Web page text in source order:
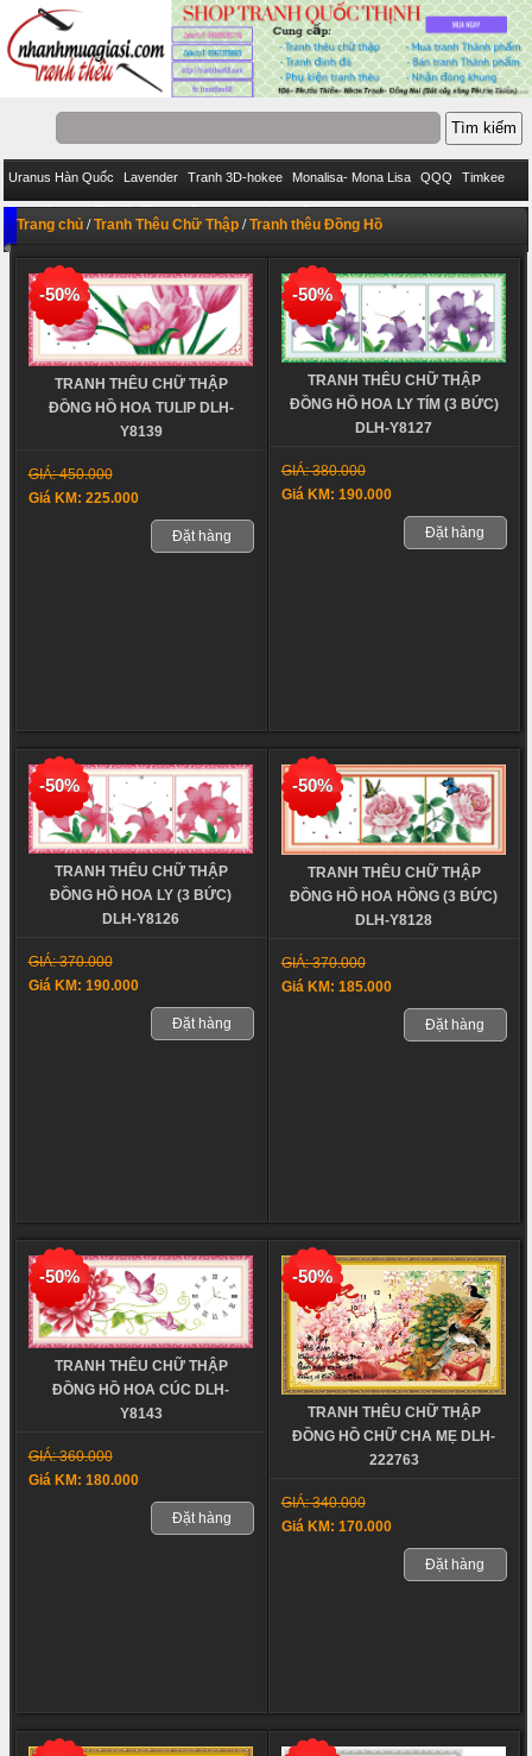
Uranus Hàn Quốc Lavender Tranh 3D-hokee Monalisa- Mona Lisa QQQ Timkee
Eva IStitich VENUS Pinkoo DieLianHua Ailuo Bách Hợp
Trang chủ /Tranh Thêu Chữ Thập /Tranh thêu Đồng Hồ
-50%
TRANH THÊU CHỮ THẬP
ĐỒNG HỒ HOA TULIP DLH-
Y8139
GIÁ: 450.000
Giá KM: 225.000
Đặt hàng
-50%
TRANH THÊU CHỮ THẬP
ĐỒNG HỒ HOA LY TÍM (3 BỨC)
DLH-Y8127
GIÁ: 380.000
Giá KM: 190.000
Đặt hàng
-50%
TRANH THÊU CHỮ THẬP
ĐỒNG HỒ HOA LY (3 BỨC)
DLH-Y8126
GIÁ: 370.000
Giá KM: 190.000
Đặt hàng
-50%
TRANH THÊU CHỮ THẬP
ĐỒNG HỒ HOA HỒNG (3 BỨC)
DLH-Y8128
GIÁ: 370.000
Giá KM: 185.000
Đặt hàng
-50%
TRANH THÊU CHỮ THẬP
ĐỒNG HỒ HOA CÚC DLH-
Y8143
GIÁ: 360.000
Giá KM: 180.000
Đặt hàng
-50%
TRANH THÊU CHỮ THẬP
ĐỒNG HỒ CHỮ CHA MẸ DLH-
222763
GIÁ: 340.000
Giá KM: 170.000
Đặt hàng